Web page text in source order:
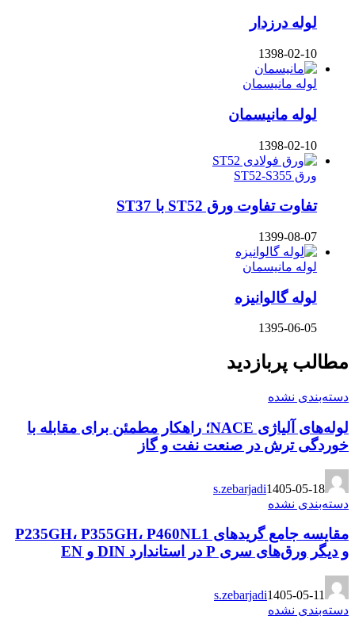
لوله درزدار
1398-02-10
لوله مانیسمان
لوله مانیسمان
1398-02-10
ورق ST52-S355
تفاوت تفاوت ورق ST52 با ST37
1399-08-07
لوله مانیسمان
لوله گالوانیزه
1395-06-05
مطالب پربازدید
دسته‌بندی نشده
لوله‌های آلیاژی NACE؛ راهکار مطمئن برای مقابله با
خوردگی ترش در صنعت نفت و گاز
s.zebarjadi1405-05-18
دسته‌بندی نشده
مقایسه جامع گریدهای P235GH، P355GH، P460NL1
و دیگر ورق‌های سری P در استاندارد DIN و EN
s.zebarjadi1405-05-11
دسته‌بندی نشده